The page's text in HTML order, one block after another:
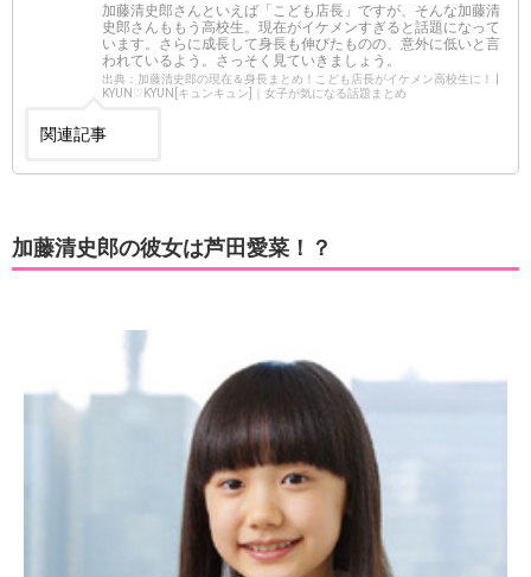
加藤清史郎さんといえば「こども店長」ですが、そんな加藤清
史郎さんももう高校生。現在がイケメンすぎると話題になって
います。さらに成長して身長も伸びたものの、意外に低いと言
われているよう。さっそく見ていきましょう。
出典：加藤清史郎の現在＆身長まとめ！こども店長がイケメン高校生に！ |
KYUN♡KYUN[キュンキュン]｜女子が気になる話題まとめ
関連記事
加藤清史郎の彼女は芦田愛菜！？